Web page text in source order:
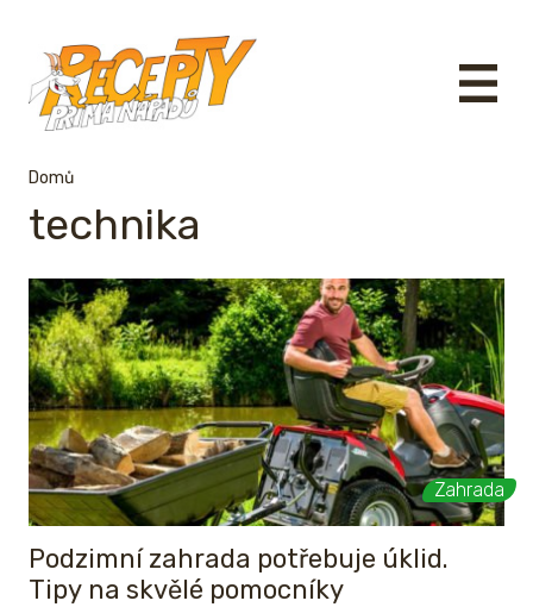
Domů
technika
Zahrada
Podzimní zahrada potřebuje úklid.
Tipy na skvělé pomocníky